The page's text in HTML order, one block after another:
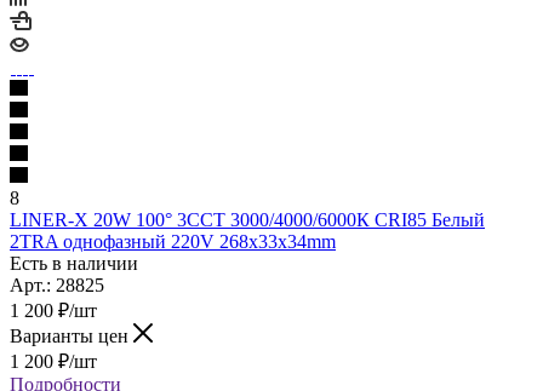
8
LINER-X 20W 100° 3ССТ 3000/4000/6000К CRI85 Белый
2TRA однофазный 220V 268x33x34mm
Есть в наличии
Арт.: 28825
1 200 ₽/шт
Варианты цен
1 200 ₽/шт
Подробности